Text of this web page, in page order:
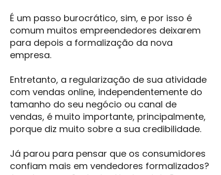
É um passo burocrático, sim, e por isso é
comum muitos empreendedores deixarem
para depois a formalização da nova
empresa.
Entretanto, a regularização de sua atividade
com vendas online, independentemente do
tamanho do seu negócio ou canal de
vendas, é muito importante, principalmente,
porque diz muito sobre a sua credibilidade.
Já parou para pensar que os consumidores
confiam mais em vendedores formalizados?